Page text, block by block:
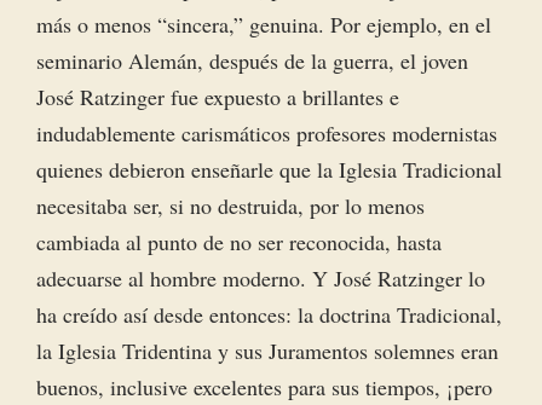
más o menos “sincera,” genuina. Por ejemplo, en el
seminario Alemán, después de la guerra, el joven
José Ratzinger fue expuesto a brillantes e
indudablemente carismáticos profesores modernistas
quienes debieron enseñarle que la Iglesia Tradicional
necesitaba ser, si no destruida, por lo menos
cambiada al punto de no ser reconocida, hasta
adecuarse al hombre moderno. Y José Ratzinger lo
ha creído así desde entonces: la doctrina Tradicional,
la Iglesia Tridentina y sus Juramentos solemnes eran
buenos, inclusive excelentes para sus tiempos, ¡pero